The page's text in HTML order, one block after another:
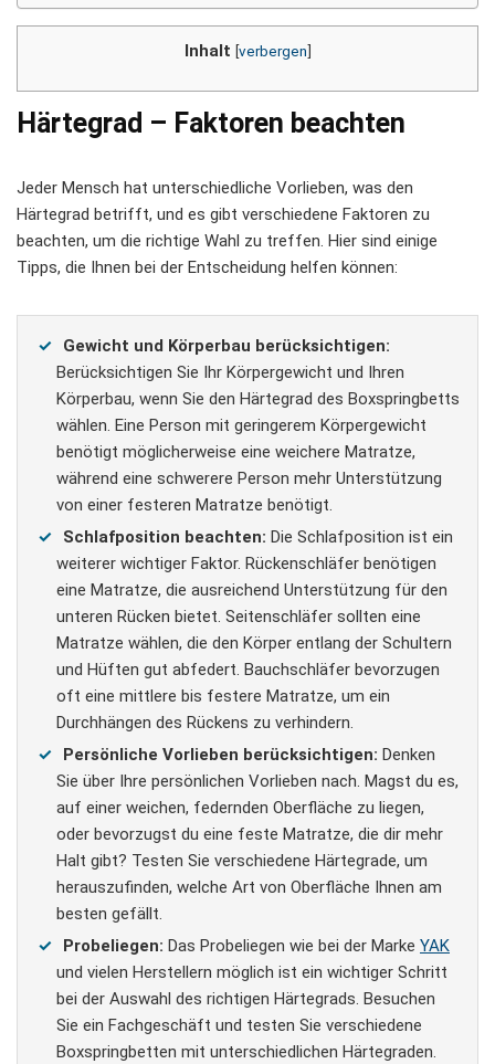
Inhalt [verbergen]
Härtegrad – Faktoren beachten
Jeder Mensch hat unterschiedliche Vorlieben, was den
Härtegrad betrifft, und es gibt verschiedene Faktoren zu
beachten, um die richtige Wahl zu treffen. Hier sind einige
Tipps, die Ihnen bei der Entscheidung helfen können:
Gewicht und Körperbau berücksichtigen:
Berücksichtigen Sie Ihr Körpergewicht und Ihren
Körperbau, wenn Sie den Härtegrad des Boxspringbetts
wählen. Eine Person mit geringerem Körpergewicht
benötigt möglicherweise eine weichere Matratze,
während eine schwerere Person mehr Unterstützung
von einer festeren Matratze benötigt.
Schlafposition beachten: Die Schlafposition ist ein
weiterer wichtiger Faktor. Rückenschläfer benötigen
eine Matratze, die ausreichend Unterstützung für den
unteren Rücken bietet. Seitenschläfer sollten eine
Matratze wählen, die den Körper entlang der Schultern
und Hüften gut abfedert. Bauchschläfer bevorzugen
oft eine mittlere bis festere Matratze, um ein
Durchhängen des Rückens zu verhindern.
Persönliche Vorlieben berücksichtigen: Denken
Sie über Ihre persönlichen Vorlieben nach. Magst du es,
auf einer weichen, federnden Oberfläche zu liegen,
oder bevorzugst du eine feste Matratze, die dir mehr
Halt gibt? Testen Sie verschiedene Härtegrade, um
herauszufinden, welche Art von Oberfläche Ihnen am
besten gefällt.
Probeliegen: Das Probeliegen wie bei der Marke YAK
und vielen Herstellern möglich ist ein wichtiger Schritt
bei der Auswahl des richtigen Härtegrads. Besuchen
Sie ein Fachgeschäft und testen Sie verschiedene
Boxspringbetten mit unterschiedlichen Härtegraden.